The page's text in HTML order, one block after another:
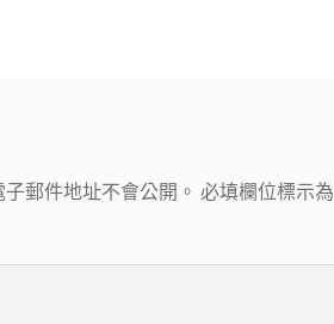
郵件地址不會公開。 必填欄位標示為